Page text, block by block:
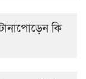
কি